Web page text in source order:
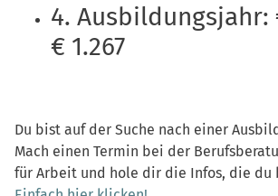
4. Ausbildungsjahr:
€ 1.267
Du bist auf der Suche nach einer
Mach einen Termin bei der
für Arbeit und hole dir die Infos, die du